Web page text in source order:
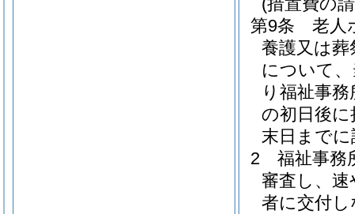
第9条
老人
養護又は
について
り福祉事
の初日後
末日まで
2
福祉事務
審査し、
者に交付